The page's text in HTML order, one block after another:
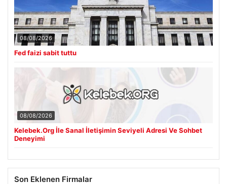
08/08/2026
Fed faizi sabit tuttu
Kelebek.Org İle Sanal İletişimin Seviyeli Adresi Ve Sohbet
Deneyimi
Son Eklenen Firmalar